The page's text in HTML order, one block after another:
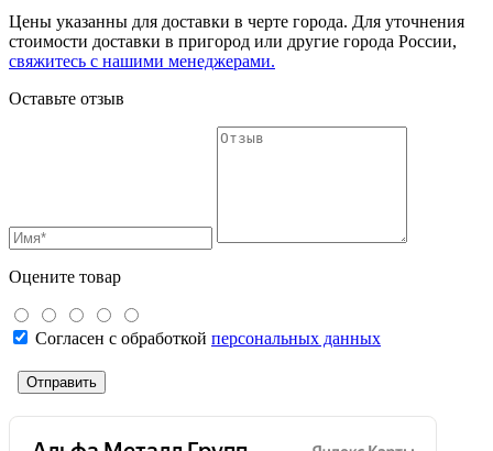
Цены указанны для доставки в черте города. Для уточнения
стоимости доставки в пригород или другие города России,
свяжитесь с нашими менеджерами.
Оставьте отзыв
Оцените товар
Согласен с обработкой персональных данных
Отправить